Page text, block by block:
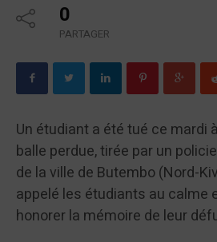
0
PARTAGER
Un étudiant a été tué ce mardi
balle perdue, tirée par un
de la ville de Butembo (Nord-
appelé les étudiants au calme
honorer la mémoire de leur